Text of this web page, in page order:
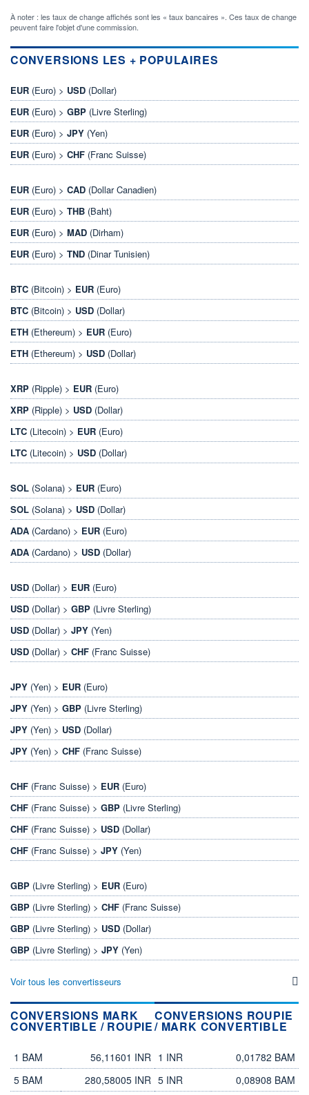
À noter : les taux de change affichés sont les « taux bancaires ». Ces taux de change
peuvent faire l'objet d'une commission.
CONVERSIONS LES + POPULAIRES
EUR (Euro) > USD (Dollar)
EUR (Euro) > GBP (Livre Sterling)
EUR (Euro) > JPY (Yen)
EUR (Euro) > CHF (Franc Suisse)
EUR (Euro) > CAD (Dollar Canadien)
EUR (Euro) > THB (Baht)
EUR (Euro) > MAD (Dirham)
EUR (Euro) > TND (Dinar Tunisien)
BTC (Bitcoin) > EUR (Euro)
BTC (Bitcoin) > USD (Dollar)
ETH (Ethereum) > EUR (Euro)
ETH (Ethereum) > USD (Dollar)
XRP (Ripple) > EUR (Euro)
XRP (Ripple) > USD (Dollar)
LTC (Litecoin) > EUR (Euro)
LTC (Litecoin) > USD (Dollar)
SOL (Solana) > EUR (Euro)
SOL (Solana) > USD (Dollar)
ADA (Cardano) > EUR (Euro)
ADA (Cardano) > USD (Dollar)
USD (Dollar) > EUR (Euro)
USD (Dollar) > GBP (Livre Sterling)
USD (Dollar) > JPY (Yen)
USD (Dollar) > CHF (Franc Suisse)
JPY (Yen) > EUR (Euro)
JPY (Yen) > GBP (Livre Sterling)
JPY (Yen) > USD (Dollar)
JPY (Yen) > CHF (Franc Suisse)
CHF (Franc Suisse) > EUR (Euro)
CHF (Franc Suisse) > GBP (Livre Sterling)
CHF (Franc Suisse) > USD (Dollar)
CHF (Franc Suisse) > JPY (Yen)
GBP (Livre Sterling) > EUR (Euro)
GBP (Livre Sterling) > CHF (Franc Suisse)
GBP (Livre Sterling) > USD (Dollar)
GBP (Livre Sterling) > JPY (Yen)
Voir tous les convertisseurs
CONVERSIONS MARK
CONVERTIBLE / ROUPIE
mark convertible
roupie
1 BAM
56,11601 INR
5 BAM
280,58005 INR
CONVERSIONS ROUPIE
/ MARK CONVERTIBLE
roupie
mark convertible
1 INR
0,01782 BAM
5 INR
0,08908 BAM